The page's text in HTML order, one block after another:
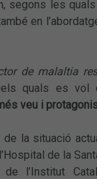
segons les
en
de malaltia
quals es vol
veu i
de la situació
de la
de l’Institut